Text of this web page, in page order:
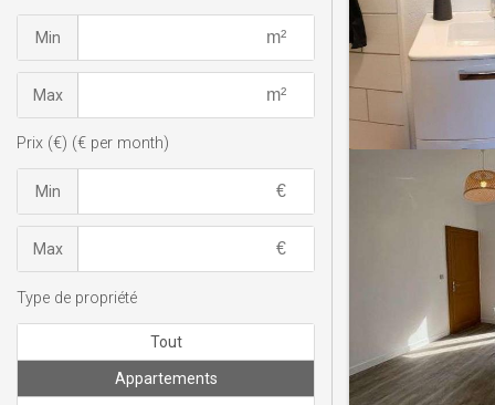
Min
Max
Prix (€) (€ per month)
Min
Max
Type de propriété
Tout
Appartements